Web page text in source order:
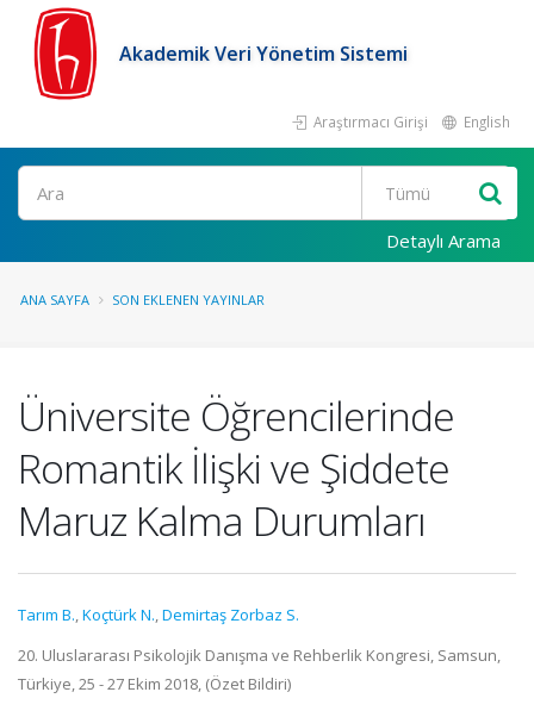
Akademik Veri Yönetim Sistemi
Araştırmacı Girişi English
Ara
Detaylı Arama
ANA SAYFA SON EKLENEN YAYINLAR
Üniversite Öğrencilerinde
Romantik İlişki ve Şiddete
Maruz Kalma Durumları
Tarım B.,Koçtürk N.,Demirtaş Zorbaz S.
20. Uluslararası Psikolojik Danışma ve Rehberlik Kongresi, Samsun,
Türkiye, 25 - 27 Ekim 2018, (Özet Bildiri)